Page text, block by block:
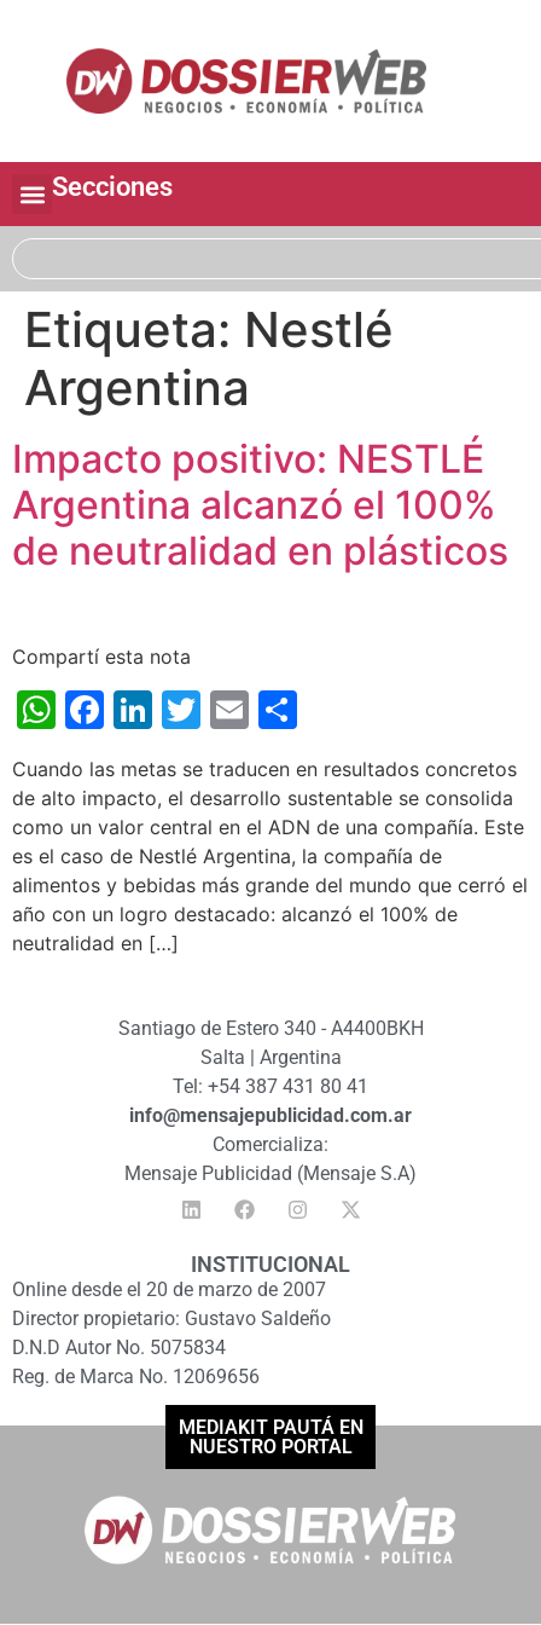
Secciones
Etiqueta: Nestlé
Argentina
Impacto positivo: NESTLÉ
Argentina alcanzó el 100%
de neutralidad en plásticos
Compartí esta nota
WhatsApp
Facebook
LinkedIn
Twitter
Email
Cuando las metas se traducen en resultados concretos
de alto impacto, el desarrollo sustentable se consolida
como un valor central en el ADN de una compañía. Este
es el caso de Nestlé Argentina, la compañía de
alimentos y bebidas más grande del mundo que cerró el
año con un logro destacado: alcanzó el 100% de
neutralidad en […]
Santiago de Estero 340 - A4400BKH
Salta | Argentina
Tel: +54 387 431 80 41
info@mensajepublicidad.com.ar
Comercializa:
Mensaje Publicidad (Mensaje S.A)
INSTITUCIONAL
Online desde el 20 de marzo de 2007
Director propietario: Gustavo Saldeño
D.N.D Autor No. 5075834
Reg. de Marca No. 12069656
MEDIAKIT PAUTÁ EN
NUESTRO PORTAL